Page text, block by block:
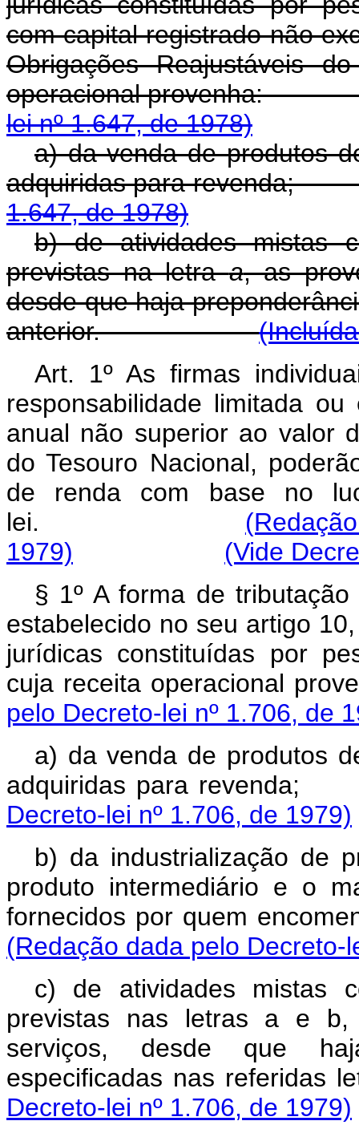
com capital registrado não
Obrigações Reajustáveis
operacional
lei nº 1.647, de 1978)
a) da venda de produtos
adquiridas para
1.647, de 1978)
b) de atividades mistas
previstas na letraa, as
desde que haja
anterior.
Art. 1º As firmas
responsabilidade limitada
anual não superior ao valor
do Tesouro Nacional,
de renda com base no
lei.
1979)
(Vide
§ 1º A forma de
estabelecido no seu artigo
jurídicas constituídas por
cuja receita
pelo Decreto-lei nº 1.706, de
a) da venda de produtos
adquiridas para revenda;
Decreto-lei nº 1.706, de 1979)
b) da industrialização de
produto intermediário e o
fornecidos por quem
(Redação dada pelo Decreto-
c) de atividades mistas
previstas nas letras a e b,
serviços, desde que
especificadas nas
Decreto-lei nº 1.706, de 1979)